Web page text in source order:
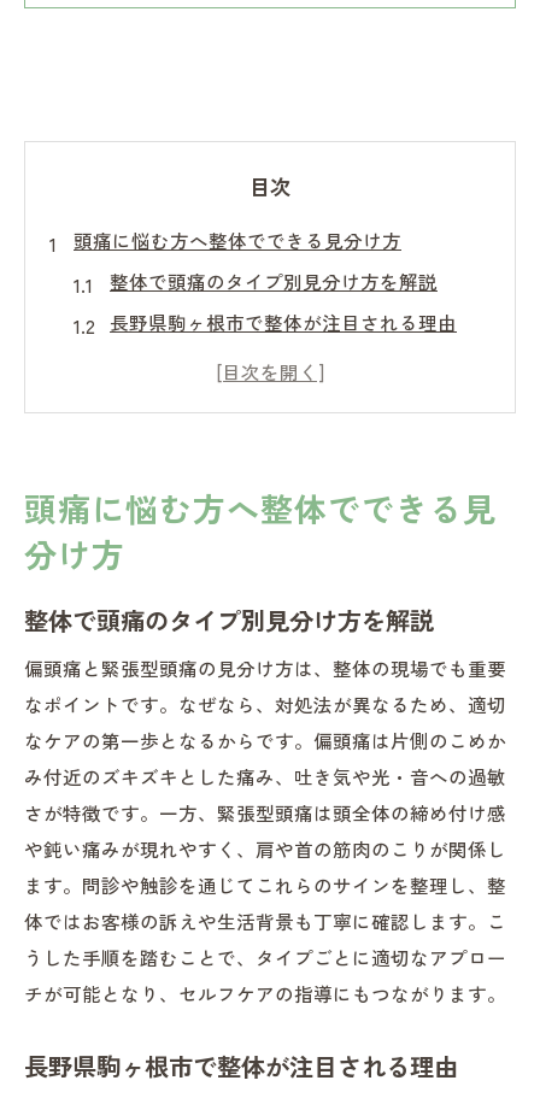
目次
頭痛に悩む方へ整体でできる見分け方
整体で頭痛のタイプ別見分け方を解説
長野県駒ヶ根市で整体が注目される理由
整体が偏頭痛と緊張型頭痛に役立つポイン
偏頭痛と緊張型頭痛の違いを整体視点で解説
整体が見る偏頭痛と緊張型頭痛の特徴
整体院で知るべき頭痛タイプの違い
整体による頭痛の種類ごとのアプローチ
お客様目線で理解する頭痛の違い
整体を活用した頭痛タイプのセルフチェック法
整体を活かした頭痛セルフチェック方法
自宅でできる整体式頭痛タイプ判別法
整体がおすすめする頭痛見極めポイント
偏頭痛と緊張型頭痛の自己判断術と整体
整体視点で分かるセルフチェックのコツ
お客様自身でできる頭痛の見分けポイント
整体の知見を活かした頭痛の見分け方
頭痛に悩む方へ整体でできる見
分け方
整体で頭痛のタイプ別見分け方を解説
偏頭痛と緊張型頭痛の見分け方は、整体の現場でも重要
なポイントです。なぜなら、対処法が異なるため、適切
なケアの第一歩となるからです。偏頭痛は片側のこめか
み付近のズキズキとした痛み、吐き気や光・音への過敏
さが特徴です。一方、緊張型頭痛は頭全体の締め付け感
や鈍い痛みが現れやすく、肩や首の筋肉のこりが関係し
ます。問診や触診を通じてこれらのサインを整理し、整
体ではお客様の訴えや生活背景も丁寧に確認します。こ
うした手順を踏むことで、タイプごとに適切なアプロー
チが可能となり、セルフケアの指導にもつながります。
長野県駒ヶ根市で整体が注目される理由